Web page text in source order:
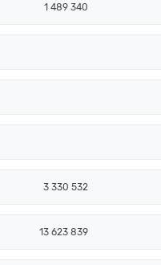
1 489 340
3 330 532
13 623 839